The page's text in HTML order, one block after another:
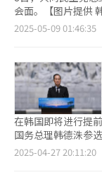
佣劳动部长官，重
发弹劾局势时，金
为保守派大选热门人选。 上月9日，金文洙正式加入
意和党心。在最终
的得票率大幅领先对
选人选出后，党领
发严重矛盾。党内
能在注册前整合，
请禁止召开全党大
极为不利。 最终，10日的全体党员投票结果为金文洙扳回一局，
否决更换候选人的
会面。【图片提供 韩联社】 共同民主党总统候
反《公职选举法》
商工会议所会长崔
人协会会长柳津、
会长崔镇植等出席。 李在明在座谈会上表示，目前当务之急
善民生，核心在于
积极采纳各界提出
在明此番发言被解
积极争取中间及保守派的选票。 李在明
发展”的口号，推行
2025-05-09 01:46:35
在韩国即将进行提
国务总理韩德洙参
段的党内竞选格局会出现剧烈震荡
2025-04-27 20:11:20